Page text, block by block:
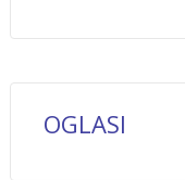
OGLASI